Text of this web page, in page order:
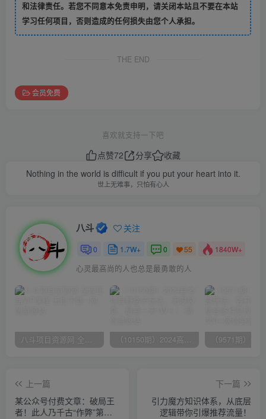
和法律责任。若您不同意本免责申明，请关闭本站且不要在本站
学习任何项目，否则造成的任何损失由您个人承担。
THE END
会员免费
喜欢就支持一下吧
点赞72 分享
收藏
Nothing in the world is difficult if you put your heart into it.
世上无难事，只怕有心人
八斗 关注
0 1.7W+ 0 55 1840W+
心灵最高尚的人也总是最勇敢的人
八斗项目资源网 全网正品VIP课程 无损下载~ （10150期）2024高考项目野路子玩法，无限裂变，最高一天1W＋！
上一篇
某公众号付费文章：破局王
者！此人乃千古“作弊”第一
下一篇
引力魔方知识体系，从底层
逻‮带辑‬你引爆‮荐推‬流量！